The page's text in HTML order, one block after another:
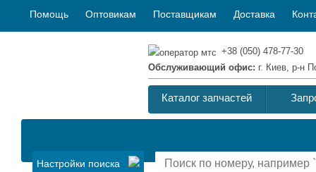
Помощь Оптовикам Поставщикам Доставка
+38 (050) 478-77-30
Обслуживающий офис: г. Киев, р-н
Каталог запчастей
Настройки поиска